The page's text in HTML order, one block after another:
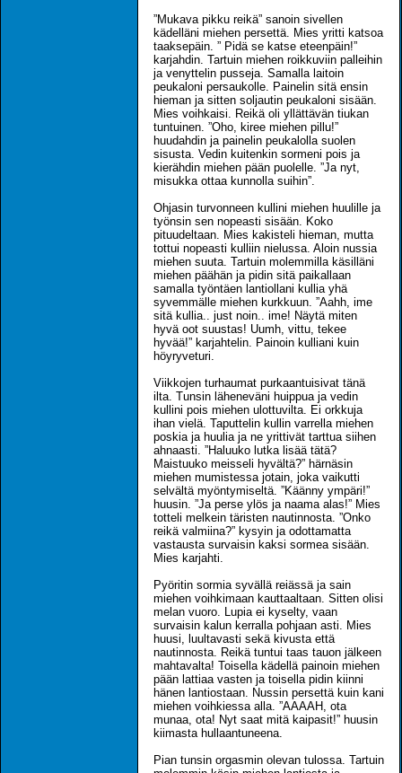
”Mukava pikku reikä” sanoin sivellen
kädelläni miehen persettä. Mies yritti katsoa
taaksepäin. ” Pidä se katse eteenpäin!”
karjahdin. Tartuin miehen roikkuviin palleihin
ja venyttelin pusseja. Samalla laitoin
peukaloni persaukolle. Painelin sitä ensin
hieman ja sitten soljautin peukaloni sisään.
Mies voihkaisi. Reikä oli yllättävän tiukan
tuntuinen. ”Oho, kiree miehen pillu!”
huudahdin ja painelin peukalolla suolen
sisusta. Vedin kuitenkin sormeni pois ja
kierähdin miehen pään puolelle. ”Ja nyt,
misukka ottaa kunnolla suihin”.
Ohjasin turvonneen kullini miehen huulille ja
työnsin sen nopeasti sisään. Koko
pituudeltaan. Mies kakisteli hieman, mutta
tottui nopeasti kulliin nielussa. Aloin nussia
miehen suuta. Tartuin molemmilla käsilläni
miehen päähän ja pidin sitä paikallaan
samalla työntäen lantiollani kullia yhä
syvemmälle miehen kurkkuun. ”Aahh, ime
sitä kullia.. just noin.. ime! Näytä miten
hyvä oot suustas! Uumh, vittu, tekee
hyvää!” karjahtelin. Painoin kulliani kuin
höyryveturi.
Viikkojen turhaumat purkaantuisivat tänä
ilta. Tunsin läheneväni huippua ja vedin
kullini pois miehen ulottuvilta. Ei orkkuja
ihan vielä. Taputtelin kullin varrella miehen
poskia ja huulia ja ne yrittivät tarttua siihen
ahnaasti. ”Haluuko lutka lisää tätä?
Maistuuko meisseli hyvältä?” härnäsin
miehen mumistessa jotain, joka vaikutti
selvältä myöntymiseltä. ”Käänny ympäri!”
huusin. ”Ja perse ylös ja naama alas!” Mies
totteli melkein täristen nautinnosta. ”Onko
reikä valmiina?” kysyin ja odottamatta
vastausta survaisin kaksi sormea sisään.
Mies karjahti.
Pyöritin sormia syvällä reiässä ja sain
miehen voihkimaan kauttaaltaan. Sitten olisi
melan vuoro. Lupia ei kyselty, vaan
survaisin kalun kerralla pohjaan asti. Mies
huusi, luultavasti sekä kivusta että
nautinnosta. Reikä tuntui taas tauon jälkeen
mahtavalta! Toisella kädellä painoin miehen
pään lattiaa vasten ja toisella pidin kiinni
hänen lantiostaan. Nussin persettä kuin kani
miehen voihkiessa alla. ”AAAAH, ota
munaa, ota! Nyt saat mitä kaipasit!” huusin
kiimasta hullaantuneena.
Pian tunsin orgasmin olevan tulossa. Tartuin